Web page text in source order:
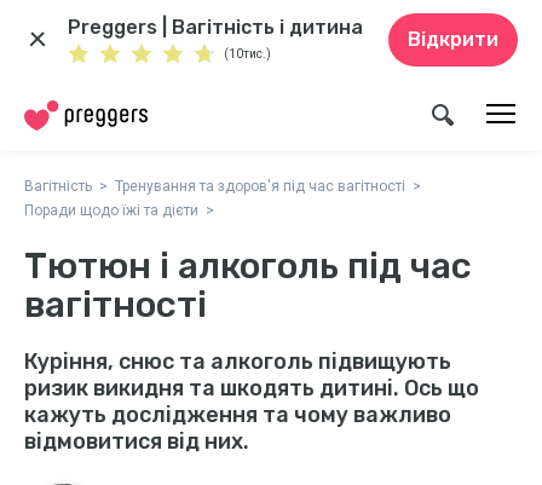
Preggers | Вагітність і дитина
(10тис.)
Відкрити
Вагітність
Тренування та здоров'я під час вагітності
Поради щодо їжі та дієти
Тютюн і алкоголь під час
вагітності
Куріння, снюс та алкоголь підвищують
ризик викидня та шкодять дитині. Ось що
кажуть дослідження та чому важливо
відмовитися від них.